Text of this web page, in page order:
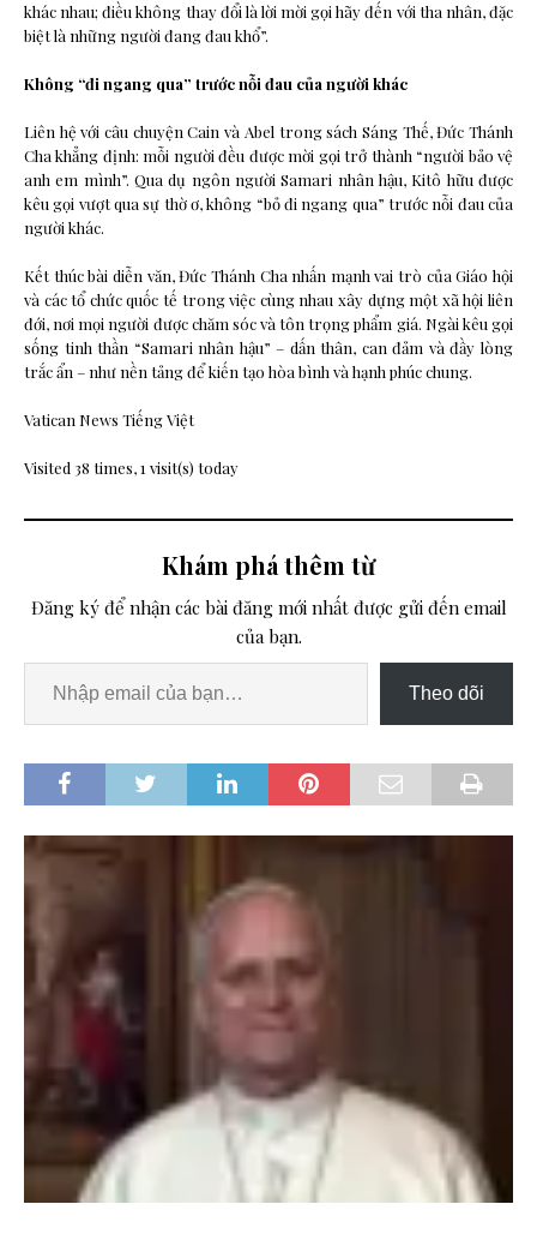
khác nhau; điều không thay đổi là lời mời gọi hãy đến với tha nhân, đặc
biệt là những người đang đau khổ”.
Không “đi ngang qua” trước nỗi đau của người khác
Liên hệ với câu chuyện Cain và Abel trong sách Sáng Thế, Đức Thánh
Cha khẳng định: mỗi người đều được mời gọi trở thành “người bảo vệ
anh em mình”. Qua dụ ngôn người Samari nhân hậu, Kitô hữu được
kêu gọi vượt qua sự thờ ơ, không “bỏ đi ngang qua” trước nỗi đau của
người khác.
Kết thúc bài diễn văn, Đức Thánh Cha nhấn mạnh vai trò của Giáo hội
và các tổ chức quốc tế trong việc cùng nhau xây dựng một xã hội liên
đới, nơi mọi người được chăm sóc và tôn trọng phẩm giá. Ngài kêu gọi
sống tinh thần “Samari nhân hậu” – dấn thân, can đảm và đầy lòng
trắc ẩn – như nền tảng để kiến tạo hòa bình và hạnh phúc chung.
Vatican News Tiếng Việt
Visited 38 times, 1 visit(s) today
Khám phá thêm từ
Đăng ký để nhận các bài đăng mới nhất được gửi đến email
của bạn.
Theo dõi